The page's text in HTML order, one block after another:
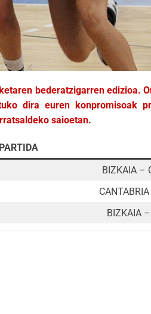
bederatzigarren edizioa.
dira euren konpromisoak
saioetan.
PARTIDA
BIZKAIA –
BIZKAIA